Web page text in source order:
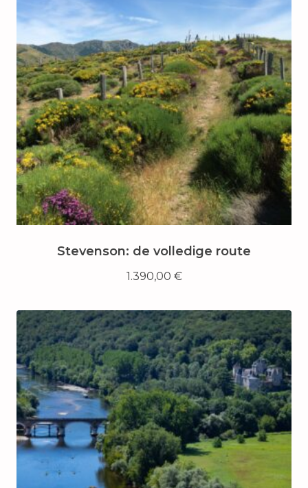
Stevenson: de volledige route
1.390,00 €